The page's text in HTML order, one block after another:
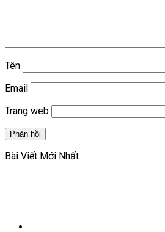
Tên
Email
Trang web
Bài Viết Mới Nhất